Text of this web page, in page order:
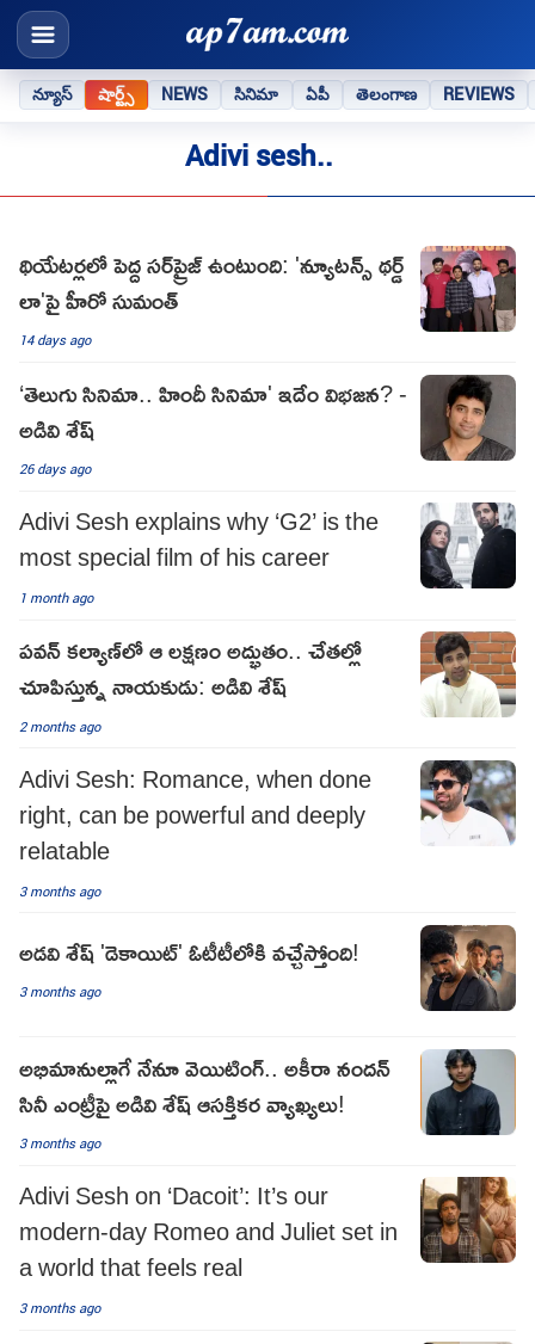
న్యూస్ షార్ట్స్ NEWS సినిమా ఏపీ తెలంగాణ REVIEWS
Adivi sesh..
థియేటర్లలో పెద్ద సర్‌ప్రైజ్ ఉంటుంది: 'న్యూటన్స్ థర్డ్
లా'పై హీరో సుమంత్
14 days ago
‘తెలుగు సినిమా.. హిందీ సినిమా' ఇదేం విభజన? -
అడివి శేష్‌
26 days ago
Adivi Sesh explains why ‘G2’ is the
most special film of his career
1 month ago
పవన్ కల్యాణ్‌లో ఆ లక్షణం అద్భుతం.. చేతల్లో
చూపిస్తున్న నాయకుడు: అడివి శేష్
2 months ago
Adivi Sesh: Romance, when done
right, can be powerful and deeply
relatable
3 months ago
అడవి శేష్ 'డెకాయిట్' ఓటీటీలోకి వచ్చేస్తోంది!
3 months ago
అభిమానుల్లాగే నేనూ వెయిటింగ్.. అకీరా నందన్
సినీ ఎంట్రీపై అడివి శేష్ ఆసక్తికర వ్యాఖ్యలు!
3 months ago
Adivi Sesh on ‘Dacoit’: It’s our
modern-day Romeo and Juliet set in
a world that feels real
3 months ago